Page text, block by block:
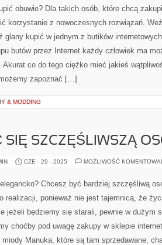
obuwie? Dla takich osób, które chcą
korzystanie z nowoczesnych rozwiązań.
glany kupić w jednym z butików
butów przez Internet każdy człowiek ma
Akurat co do tego ciężko mieć jakieś
zapoznać […]
& MODDING
SIĘ SZCZĘŚLIWSZĄ
CZE - 29 - 2025 MOŻLIWOŚĆ
Chcesz być bardziej szczęśliwą
realizacji, ponieważ nie jest tajemnicą, że
jeżeli będziemy się starali, pewnie w dużym
choćby pod uwagę zakupy w sklepie
miody Manuka, które są tam sprzedawane,